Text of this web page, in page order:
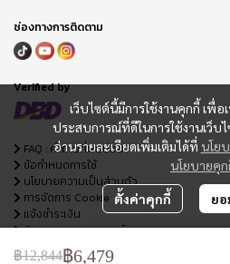
฿12,844฿6,479
เว็บไซต์นี้มีการใช้งานคุกกี้ เพื่
ประสบการณ์ที่ดีในการใช้งานเว็บ
อ่านรายละเอียดเพิ่มเติมได้ที่ นโย
นโยบายคุ
ตั้งค่าคุกกี้ ย
ช่องทางการติดตาม
Verified by
FAQ : คำถามที่พบบ่อย
ข้อกำหนดการใช้
นโยบายความเป็นส่วนตัว
การจัดการ Cookie
แจ้งชำระเงิน
ติดตามสถานะออเดอร์
ใบเสนอราคา